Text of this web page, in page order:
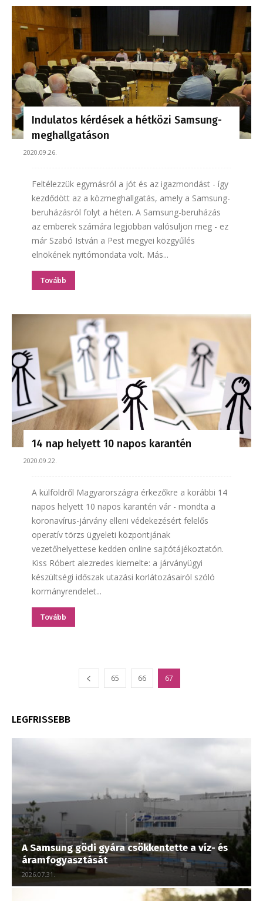
Indulatos kérdések a hétközi Samsung-
meghallgatáson
2020.09.26.
Feltélezzük egymásról a jót és az igazmondást - így
kezdődött az a közmeghallgatás, amely a Samsung-
beruházásról folyt a héten. A Samsung-beruházás
az emberek számára legjobban valósuljon meg - ez
már Szabó István a Pest megyei közgyűlés
elnökének nyitómondata volt. Más...
Tovább
14 nap helyett 10 napos karantén
2020.09.22.
A külföldről Magyarországra érkezőkre a korábbi 14
napos helyett 10 napos karantén vár - mondta a
koronavírus-járvány elleni védekezésért felelős
operatív törzs ügyeleti központjának
vezetőhelyettese kedden online sajtótájékoztatón.
Kiss Róbert alezredes kiemelte: a járványügyi
készültségi időszak utazási korlátozásairól szóló
kormányrendelet...
Tovább
65 66 67
LEGFRISSEBB
A Samsung gödi gyára csökkentette a víz- és
áramfogyasztását
2026.07.31.